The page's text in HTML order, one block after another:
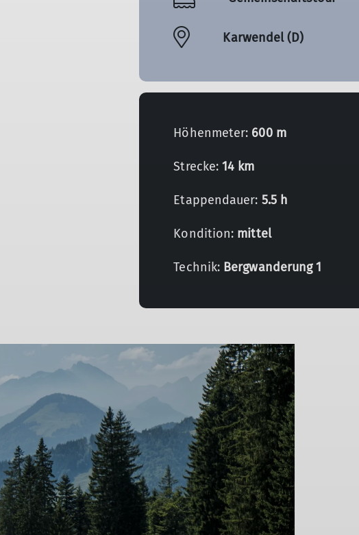
Karwendel (D)
Höhenmeter: 600 m
Strecke:14 km
Etappendauer: 5.5 h
Kondition: mittel
Technik: Bergwanderung 1